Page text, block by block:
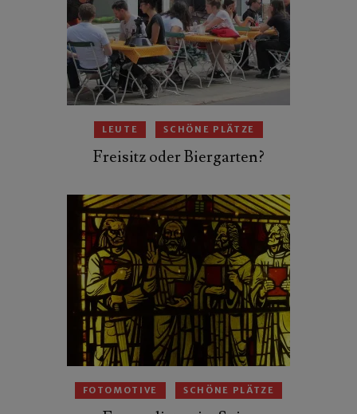
LEUTE SCHÖNE PLÄTZE
Freisitz oder Biergarten?
FOTOMOTIVE SCHÖNE PLÄTZE